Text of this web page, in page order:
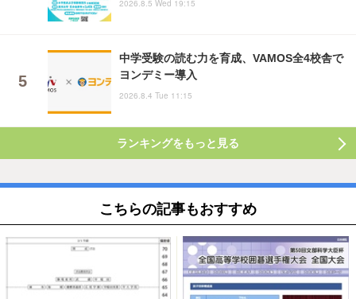
2026.8.5 Wed 19:15
中学受験の読む力を育成、VAMOS全4校舎で
ヨンデミー導入
2026.8.4 Tue 11:15
ランキングをもっと見る
こちらの記事もおすすめ